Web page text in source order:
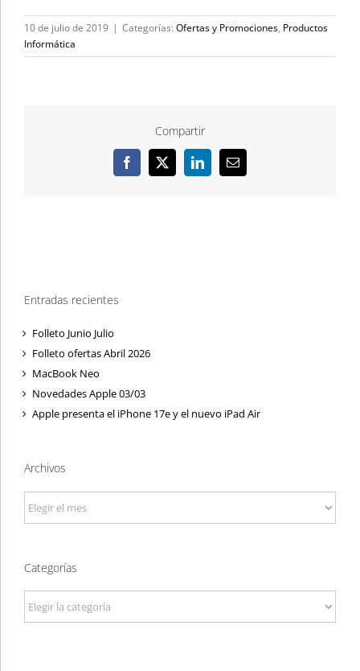
10 de julio de 2019 | Categorías: Ofertas y Promociones, Productos
Informática
Compartir
Facebook
X LinkedInCorreo
electrónico
Entradas recientes
Folleto Junio Julio
Folleto ofertas Abril 2026
MacBook Neo
Novedades Apple 03/03
Apple presenta el iPhone 17e y el nuevo iPad Air
Archivos
Archivos
Categorías
Categorías